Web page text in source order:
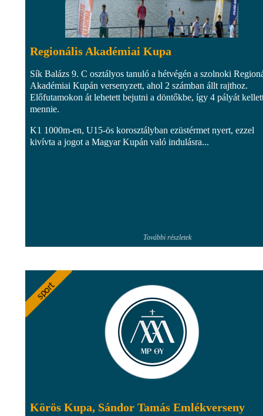
Regionális Akadémiai Kupa
Sík Balázs 9. C osztályos tanuló a hétvégén a szolnoki
Akadémiai Kupán versenyzett, ahol 2 számban állt rajthoz.
Előfutamokon át lehetett bejutni a döntőkbe, így 4 pályát
mennie.
K1 1000m-en, U15-ös korosztályban ezüstérmet nyert, ezzel
kivívta a jogot a Magyar Kupán való indulásra...
További részletek
Körös Kupa, Sándor Tamás Emlékverseny